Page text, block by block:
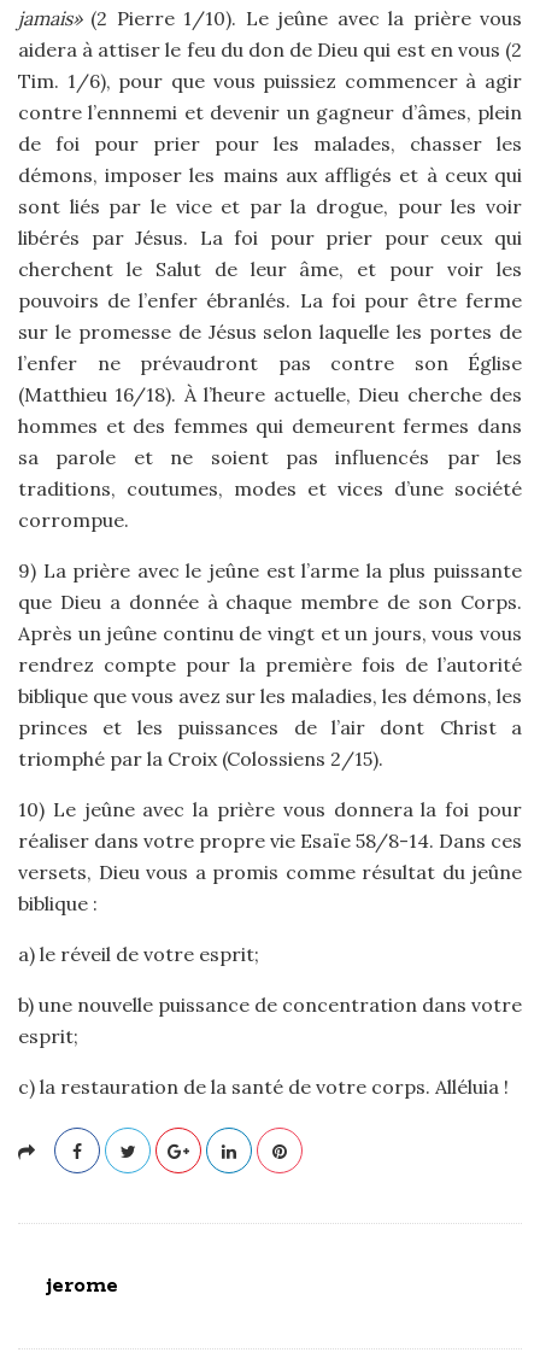
jamais»(2 Pierre 1/10). Le jeûne avec la prière vous
aidera à attiser le feu du don de Dieu qui est en vous (2
Tim. 1/6), pour que vous puissiez commencer à agir
contre l’ennnemi et devenir un gagneur d’âmes, plein
de foi pour prier pour les malades, chasser les
démons, imposer les mains aux affligés et à ceux qui
sont liés par le vice et par la drogue, pour les voir
libérés par Jésus. La foi pour prier pour ceux qui
cherchent le Salut de leur âme, et pour voir les
pouvoirs de l’enfer ébranlés. La foi pour être ferme
sur le promesse de Jésus selon laquelle les portes de
l’enfer ne prévaudront pas contre son Église
(Matthieu 16/18). À l’heure actuelle, Dieu cherche des
hommes et des femmes qui demeurent fermes dans
sa parole et ne soient pas influencés par les
traditions, coutumes, modes et vices d’une société
corrompue.
9) La prière avec le jeûne est l’arme la plus puissante
que Dieu a donnée à chaque membre de son Corps.
Après un jeûne continu de vingt et un jours, vous vous
rendrez compte pour la première fois de l’autorité
biblique que vous avez sur les maladies, les démons, les
princes et les puissances de l’air dont Christ a
triomphé par la Croix (Colossiens 2/15).
10) Le jeûne avec la prière vous donnera la foi pour
réaliser dans votre propre vie Esaïe 58/8-14. Dans ces
versets, Dieu vous a promis comme résultat du jeûne
biblique :
a) le réveil de votre esprit;
b) une nouvelle puissance de concentration dans votre
esprit;
c) la restauration de la santé de votre corps. Alléluia !
jerome